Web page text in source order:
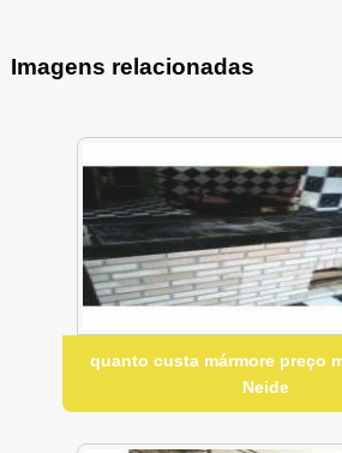
Imagens relacionadas
quanto custa mármore preço
Neide